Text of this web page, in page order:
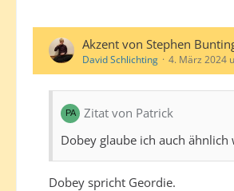
Akzent von Stephen
David Schlichting 4. März 2024
Zitat von Patrick
Dobey glaube ich auch
Dobey spricht Geordie.